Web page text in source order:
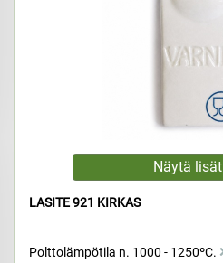
LASITE 921 KIRKAS
Polttolämpötila n. 1000 - 1250ºC.